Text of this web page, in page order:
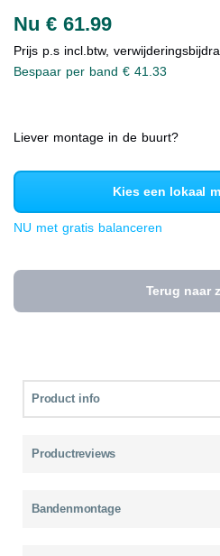
Nu € 61.99
Prijs p.s incl.btw,
Bespaar per band € 41.33
Liever montage in de buurt?
Kies een lokaal
NU met gratis balanceren
Terug naar
Product info
Productreviews
Bandenmontage